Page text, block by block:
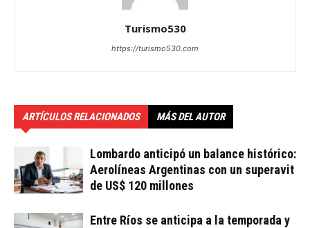
Turismo530
https://turismo530.com
ARTÍCULOS RELACIONADOS MÁS DEL AUTOR
Lombardo anticipó un balance histórico:
Aerolíneas Argentinas con un superavit
de US$ 120 millones
Entre Ríos se anticipa a la temporada y